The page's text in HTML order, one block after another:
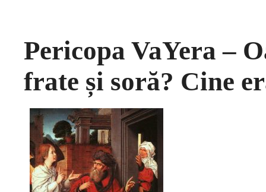
Pericopa VaYera –
frate și soră? Cine